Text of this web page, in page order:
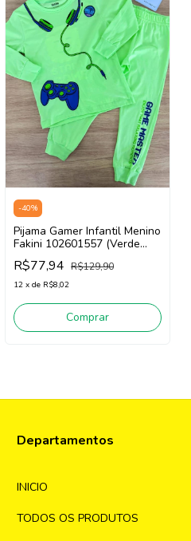
-40%
Pijama Gamer Infantil Menino
Fakini 102601557 (Verde
Neon) Brilha no escuro
R$77,94 R$129,90
12 x de R$8,02
Comprar
Departamentos
INICIO
TODOS OS PRODUTOS